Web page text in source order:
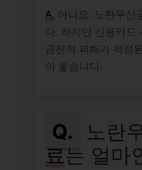
A. 아니요. 노란우산
다. 하지만 신용카드
금전적 피해가 걱정
이 좋습니다.
Q. 노란
료 는 얼마